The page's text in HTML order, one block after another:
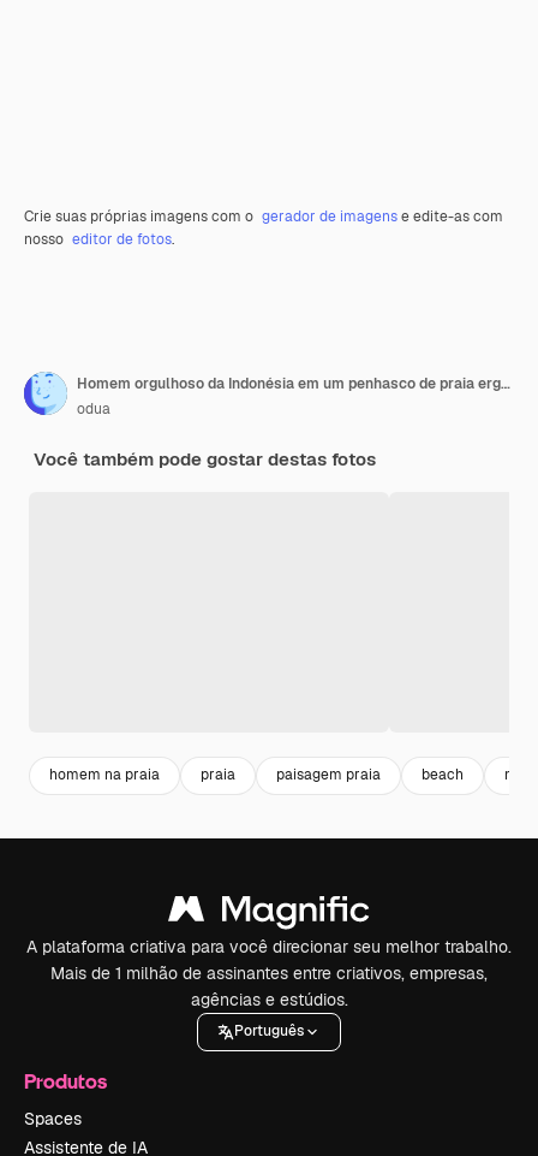
Crie suas próprias imagens com o gerador de imagense edite-as com
nosso editor de fotos.
Homem orgulhoso da Indonésia em um penhasco de praia erguendo bandeira vermelha e branca da Indonésia
odua
Você também pode gostar destas fotos
homem na praia praia paisagem praia beach
A plataforma criativa para você direcionar seu melhor trabalho.
Mais de 1 milhão de assinantes entre criativos, empresas,
agências e estúdios.
Português
Produtos
Spaces
Assistente de IA